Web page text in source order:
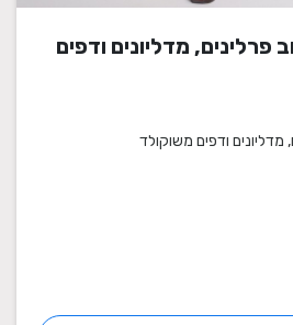
מדליונים ודפים
ודפים משוקולד